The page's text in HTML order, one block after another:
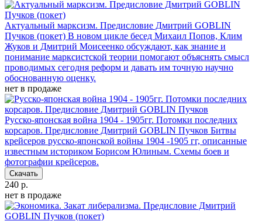
Актуальный марксизм. Предисловие Дмитрий GOBLIN
Пучков (покет) В новом цикле бесед Михаил Попов, Клим
Жуков и Дмитрий Моисеенко обсуждают, как знание и
понимание марксистской теории помогают объяснять смысл
проводимых сегодня реформ и давать им точную научно
обоснованную оценку.
нет в продаже
Русско-японская война 1904 - 1905гг. Потомки последних
корсаров. Предисловие Дмитрий GOBLIN Пучков Битвы
крейсеров русско-японской войны 1904 -1905 гг, описанные
известным историком Борисом Юлиным. Схемы боев и
фотографии крейсеров.
Скачать
240 р.
нет в продаже